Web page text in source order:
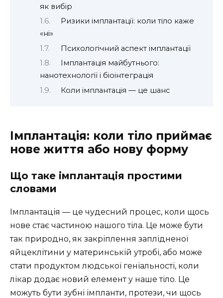
як вибір
Ризики імплантації: коли тіло каже
«ні»
Психологічний аспект імплантації
Імплантація майбутнього:
нанотехнології і біоінтеграція
Коли імплантація — це шанс
Імплантація: коли тіло приймає
нове життя або нову форму
Що таке імплантація простими
словами
Імплантація — це чудесний процес, коли щось
нове стає частиною нашого тіла. Це може бути
так природно, як закріплення заплідненої
яйцеклітини у материнській утробі, або може
стати продуктом людської геніальності, коли
лікар додає новий елемент у наше тіло. Це
можуть бути зубні імпланти, протези, чи щось